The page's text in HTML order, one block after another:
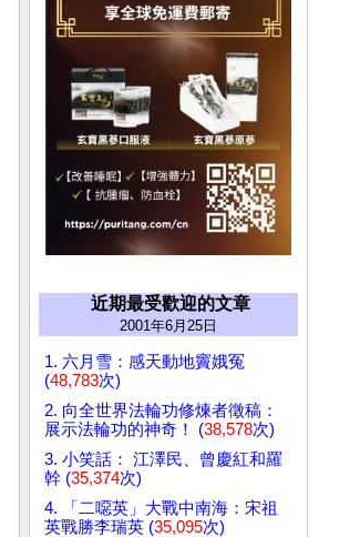
近期最受歡迎的文章
2001年6月25日
1. 六月雪：感天動地竇娥冤
(48,783次)
2. 向全世界法輪功修煉者徵稿：
展示法輪功的神奇！ (38,578次)
3. 小笑話： 江澤民、曾慶紅和羅
幹 (35,374次)
4. 「二噁英」大戰中南海：宋祖
英戰勝李瑞英 (35,095次)